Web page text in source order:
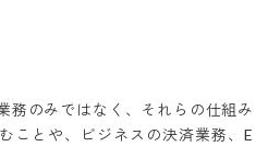
務のみではなく、それらの仕組み
ことや、ビジネスの決済業務、E